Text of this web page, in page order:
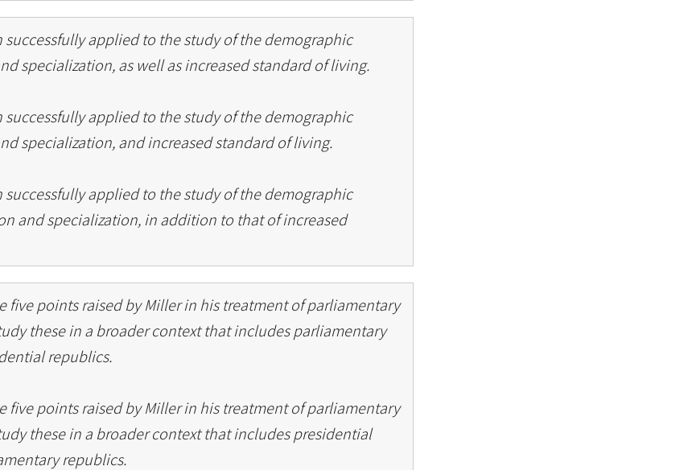
successfully applied to the study of the demographic
specialization, as well as increased standard of living.
successfully applied to the study of the demographic
specialization, and increased standard of living.
successfully applied to the study of the demographic
and specialization, in addition to that of increased
five points raised by Miller in his treatment of parliamentary
these in a broader context that includes parliamentary
republics.
five points raised by Miller in his treatment of parliamentary
these in a broader context that includes presidential
republics.